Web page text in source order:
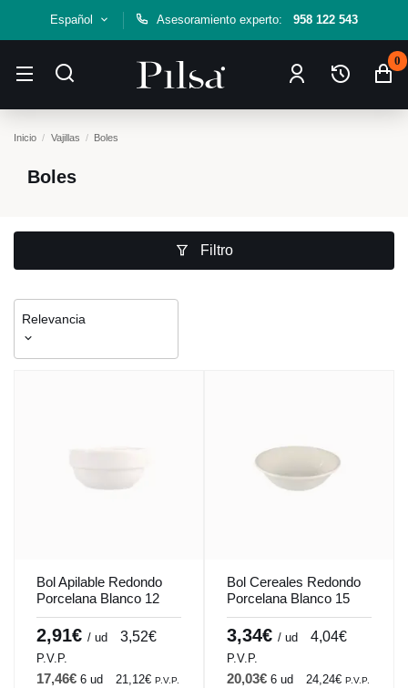
Español Asesoramiento experto: 958 122 543
0
Inicio Vajillas Boles
Boles
Filtro
Relevancia
Bol Apilable Redondo
Porcelana Blanco 12
Cm Soley Porland
2,91€ / ud 3,52€
P.V.P.
17,46€ 6 ud 21,12€ P.V.P.
Bol Cereales Redondo
Porcelana Blanco 15
Cm Soley Porland
3,34€ / ud 4,04€
P.V.P.
20,03€ 6 ud 24,24€ P.V.P.